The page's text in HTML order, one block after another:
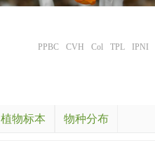
PPBC CVH Col TPL IPNI
植物标本 物种分布